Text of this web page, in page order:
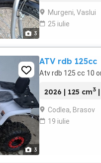
3
Murgeni, Vaslui
25 iulie
3
ATV rdb 125cc
Atv rdb 125 cc 10
2026 | 125 cm3
Codlea, Brasov
19 iulie